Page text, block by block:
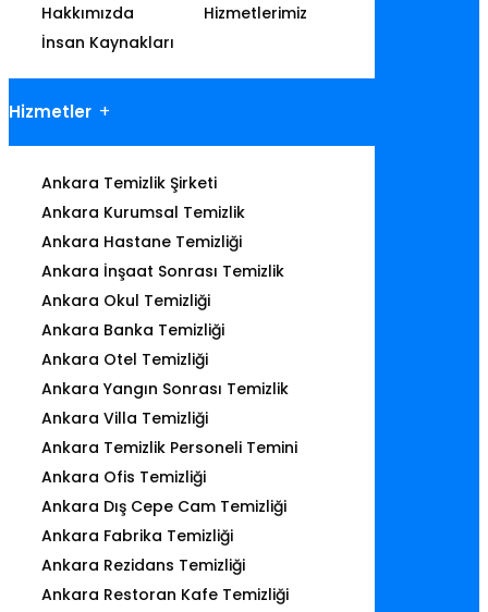
Hakkımızda
Hizmetlerimiz
İnsan Kaynakları
Hizmetler
Ankara Temizlik Şirketi
Ankara Kurumsal Temizlik
Ankara Hastane Temizliği
Ankara İnşaat Sonrası Temizlik
Ankara Okul Temizliği
Ankara Banka Temizliği
Ankara Otel Temizliği
Ankara Yangın Sonrası Temizlik
Ankara Villa Temizliği
Ankara Temizlik Personeli Temini
Ankara Ofis Temizliği
Ankara Dış Cepe Cam Temizliği
Ankara Fabrika Temizliği
Ankara Rezidans Temizliği
Ankara Restoran Kafe Temizliği